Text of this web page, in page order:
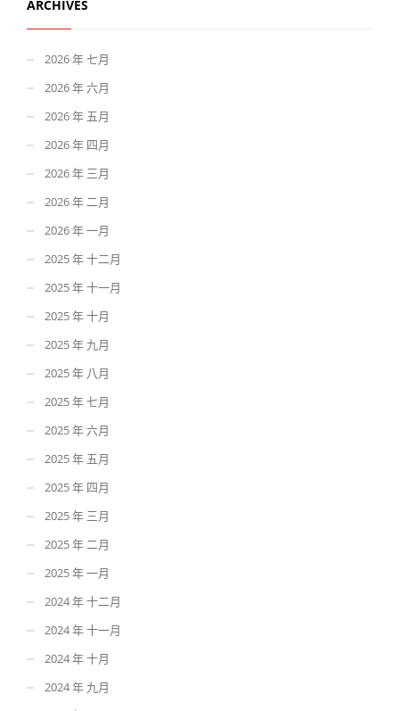
ARCHIVES
2026 年 七月
2026 年 六月
2026 年 五月
2026 年 四月
2026 年 三月
2026 年 二月
2026 年 一月
2025 年 十二月
2025 年 十一月
2025 年 十月
2025 年 九月
2025 年 八月
2025 年 七月
2025 年 六月
2025 年 五月
2025 年 四月
2025 年 三月
2025 年 二月
2025 年 一月
2024 年 十二月
2024 年 十一月
2024 年 十月
2024 年 九月